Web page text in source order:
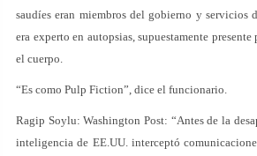
saudíes eran miembros del gobierno y servicios
era experto en autopsias, supuestamente presente
el cuerpo.
“Es como Pulp Fiction”, dice el funcionario.
Ragip Soylu: Washington Post: “Antes de la
inteligencia de EE.UU. interceptó